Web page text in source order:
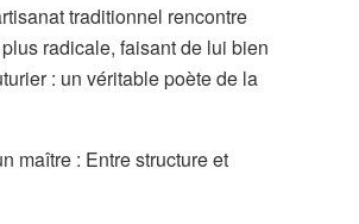
traditionnel rencontre
radicale, faisant de lui bien
: un véritable poète de la
maître : Entre structure et